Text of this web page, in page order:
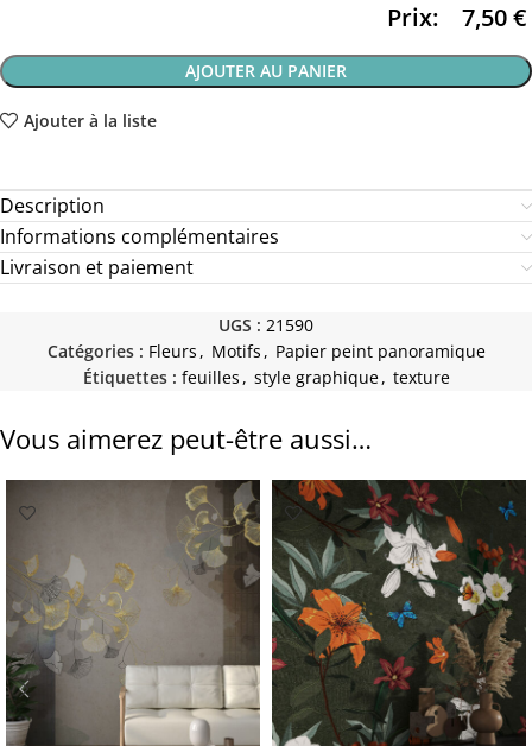
Prix: 7,50€
AJOUTER AU PANIER
Ajouter à la liste
Description
Informations complémentaires
Livraison et paiement
UGS : 21590
Catégories : Fleurs , Motifs , Papier peint panoramique
Étiquettes : feuilles , style graphique, texture
Vous aimerez peut-être aussi…